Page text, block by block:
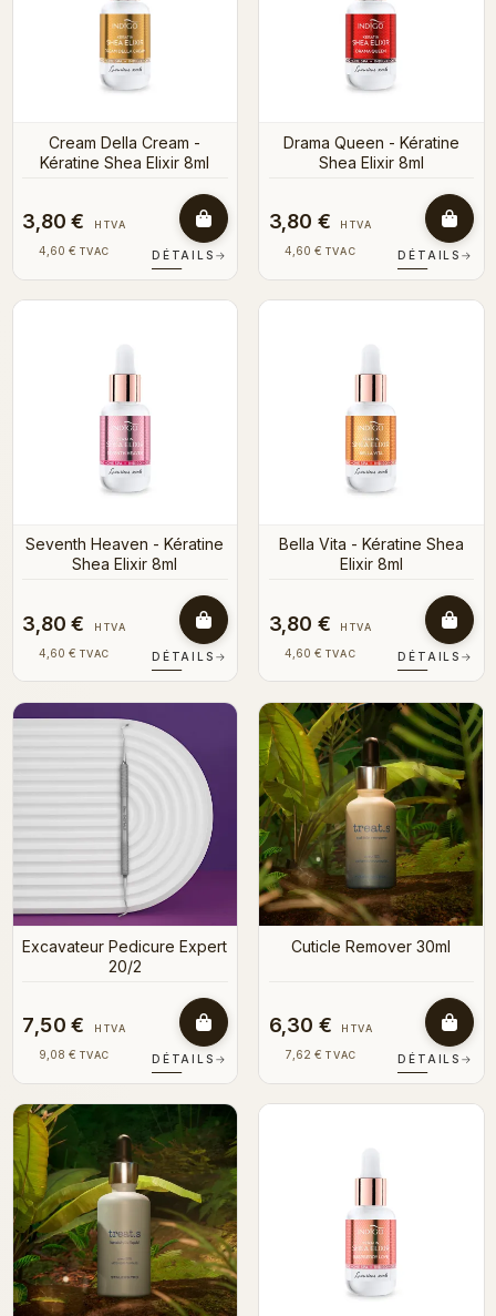
Cream Della Cream -
Kératine Shea Elixir 8ml
3,80 € HTVA
4,60 € TVAC DÉTAILS →
Drama Queen - Kératine
Shea Elixir 8ml
3,80 € HTVA
4,60 € TVAC DÉTAILS →
Seventh Heaven - Kératine
Shea Elixir 8ml
3,80 € HTVA
4,60 € TVAC DÉTAILS →
Bella Vita - Kératine Shea
Elixir 8ml
3,80 € HTVA
4,60 € TVAC DÉTAILS →
Excavateur Pedicure Expert
20/2
7,50 € HTVA
9,08 € TVAC DÉTAILS →
Cuticle Remover 30ml
6,30 € HTVA
7,62 € TVAC DÉTAILS →